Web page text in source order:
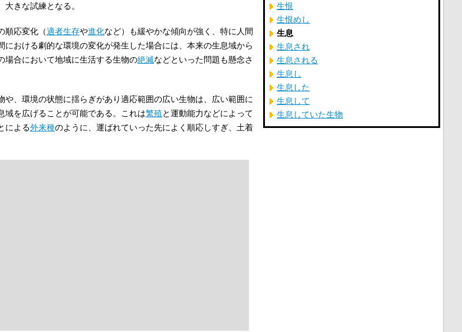
きな試練となる。
順応変化（適者生存や進化など）も緩やかな傾向が強く、特に人間
おける劇的な環境の変化が発生した場合には、本来の生息域から
場合において地域に生活する生物の絶滅などといった問題も懸念さ
、環境の状態に揺らぎがあり適応範囲の広い生物は、広い範囲に
域を広げることが可能である。これは繁殖と運動能力などによって
による外来種のように、運ばれていった先によく順応しすぎ、土着
生恨
生恨めし
生息
生息され
生息される
生息し
生息した
生息して
生息していた生物